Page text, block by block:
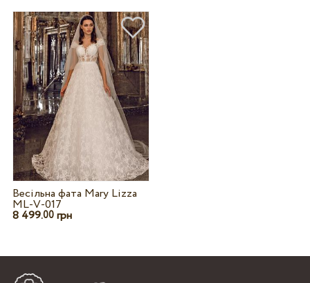
Весільна фата Mary Lizza
ML-V-017
8 499.00грн